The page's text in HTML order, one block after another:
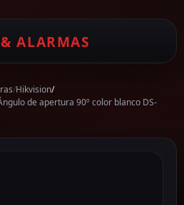
ALARMAS
/Hikvision/
de apertura 90º color blanco DS-